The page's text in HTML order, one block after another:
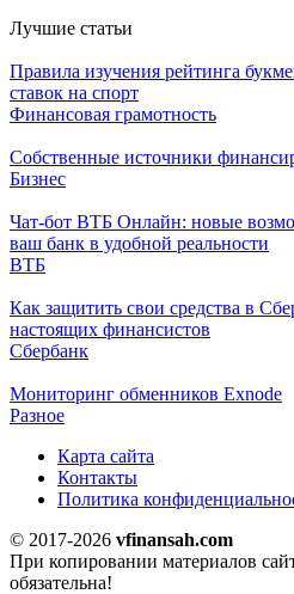
Лучшие статьи
Правила изучения рейтинга
ставок на спорт
Финансовая грамотность
Собственные источники
Бизнес
Чат-бот ВТБ Онлайн: новые
ваш банк в удобной реальности
ВТБ
Как защитить свои средства в
настоящих финансистов
Сбербанк
Мониторинг обменников Exnode
Разное
Карта сайта
Контакты
Политика
© 2017-2026 vfinansah.com
При копировании материалов
обязательна!